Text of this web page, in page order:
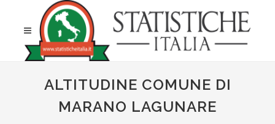
ALTITUDINE COMUNE DI
MARANO LAGUNARE